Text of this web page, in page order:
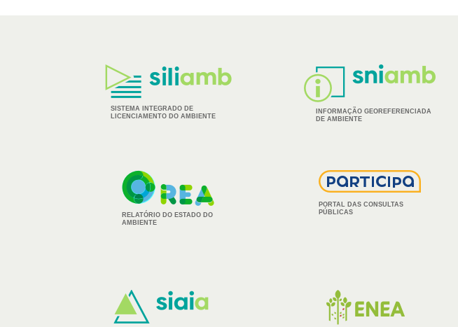
SISTEMA INTEGRADO DE
LICENCIAMENTO DO AMBIENTE
INFORMAÇÃO GEOREFERENCIADA
DE AMBIENTE
RELATÓRIO DO ESTADO DO
AMBIENTE
PORTAL DAS CONSULTAS
PÚBLICAS